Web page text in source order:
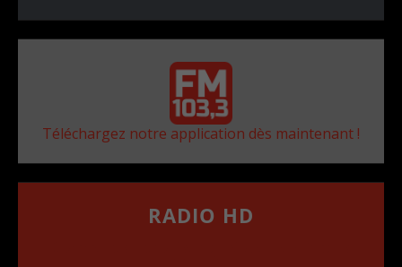
Téléchargez notre application dès maintenant !
RADIO HD